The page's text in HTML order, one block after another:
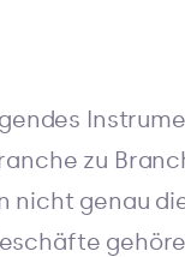
zu
nicht genau